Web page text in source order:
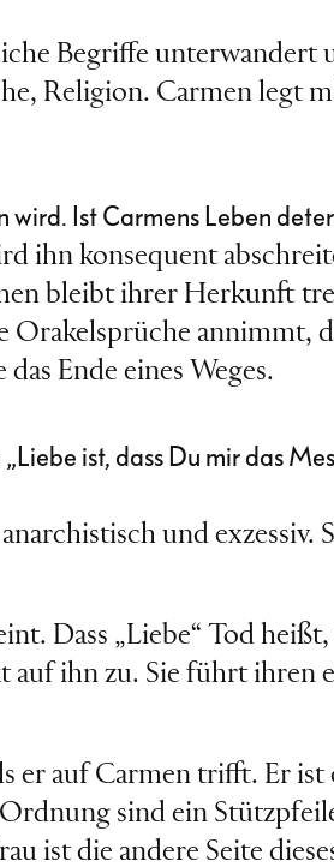
Begriffe unterwandert
Religion. Carmen legt
wird. Ist Carmens Leben
ihn konsequent
bleibt ihrer Herkunft
Orakelsprüche annimmt,
Ende eines Weges.
ist, dass Du mir das
und exzessiv.
Dass „Liebe“ Tod
auf ihn zu. Sie führt ihren
er auf Carmen trifft. Er ist
sind ein
ist die andere Seite